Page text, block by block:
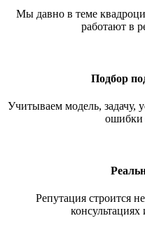
Мы давно в теме
работают в
Подбор
Учитываем модель, задачу,
ошибки
Репутация строится
консультациях